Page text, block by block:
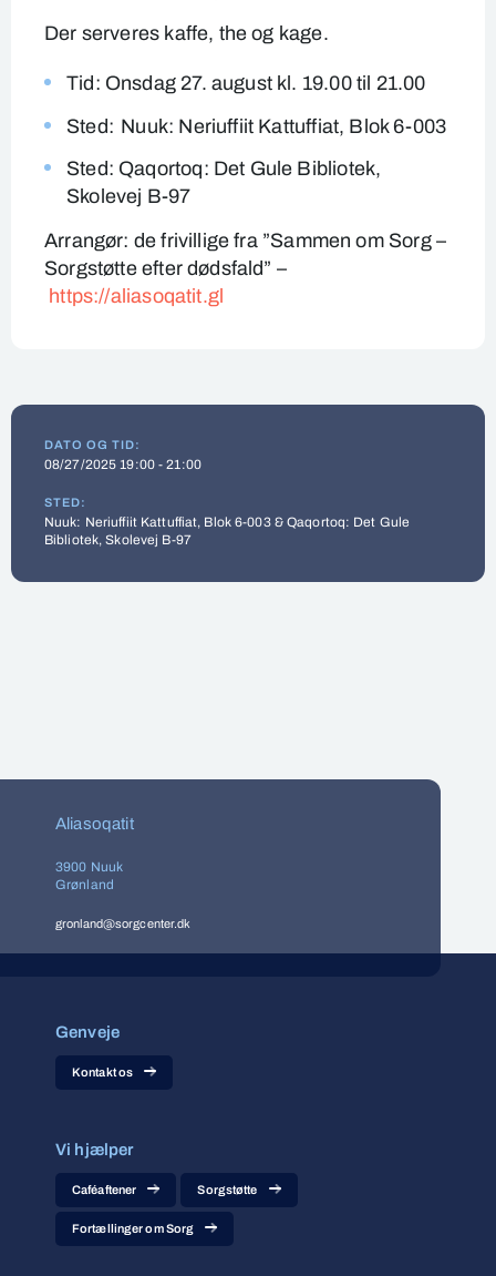
Der serveres kaffe, the og kage.
Tid: Onsdag 27. august kl. 19.00 til 21.00
Sted: Nuuk: Neriuffiit Kattuffiat, Blok 6-003
Sted: Qaqortoq: Det Gule Bibliotek,
Skolevej B-97
Arrangør: de frivillige fra ”Sammen om Sorg –
Sorgstøtte efter dødsfald” –
https://aliasoqatit.gl
DATO OG TID:
08/27/2025 19:00 - 21:00
STED:
Nuuk: Neriuffiit Kattuffiat, Blok 6-003 & Qaqortoq: Det Gule
Bibliotek, Skolevej B-97
Aliasoqatit
3900 Nuuk
Grønland
gronland@sorgcenter.dk
Genveje
Kontakt os
Vi hjælper
Caféaftener Sorgstøtte
Fortællinger om Sorg